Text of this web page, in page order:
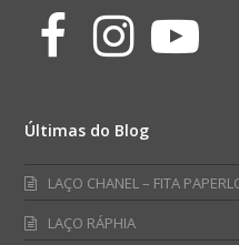
Últimas do Blog
LAÇO CHANEL – FITA
LAÇO RÁPHIA